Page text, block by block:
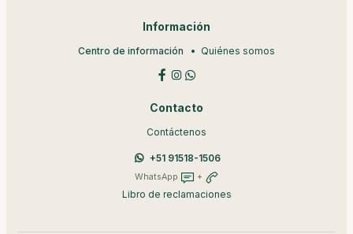
Información
Centro de información Quiénes somos
Contacto
Contáctenos
+51 91518-1506
WhatsApp +
Libro de reclamaciones